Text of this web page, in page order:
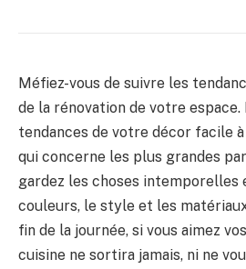
Méfiez-vous de suivre les
de la rénovation de votre espace.
tendances de votre décor facile
qui concerne les plus grandes
gardez les choses intemporelles
couleurs, le style et les
fin de la journée, si vous aimez
cuisine ne sortira jamais, ni ne